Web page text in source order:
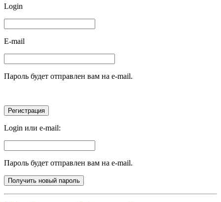
Login
E-mail
Пароль будет отправлен вам на e-mail.
Login или e-mail:
Пароль будет отправлен вам на e-mail.